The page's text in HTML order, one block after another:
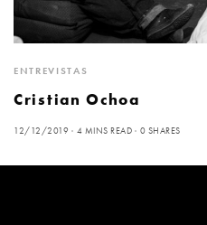
ENTREVISTAS
Cristian Ochoa
12/12/2019 4 MINS READ 0 SHARES